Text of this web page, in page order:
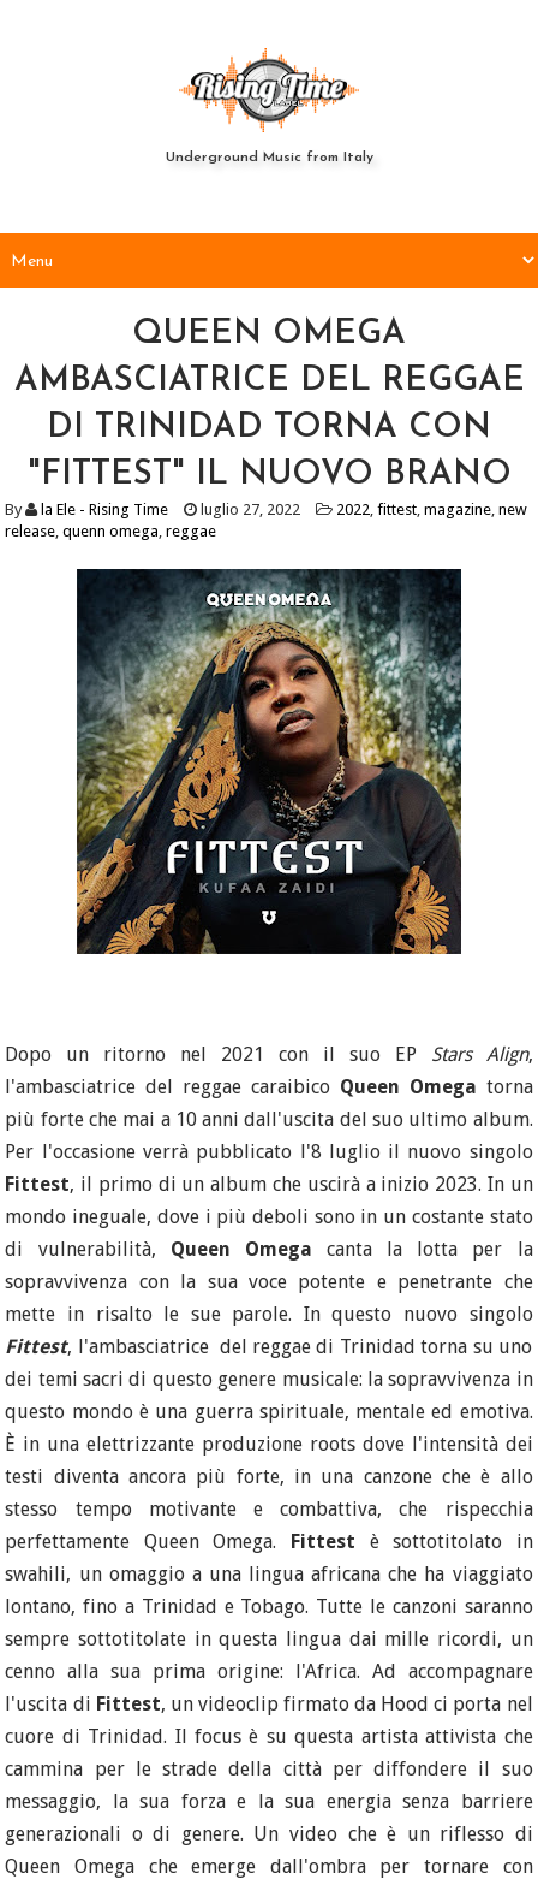
Underground Music from Italy
QUEEN OMEGA
AMBASCIATRICE DEL REGGAE
DI TRINIDAD TORNA CON
"FITTEST" IL NUOVO BRANO
By la Ele - Rising Time luglio 27, 2022 2022,fittest,magazine,new
release,quenn omega,reggae
Dopo un ritorno nel 2021 con il suo EP Stars Align,
l'ambasciatrice del reggae caraibico Queen Omega torna
più forte che mai a 10 anni dall'uscita del suo ultimo album.
Per l'occasione verrà pubblicato l'8 luglio il nuovo singolo
Fittest, il primo di un album che uscirà a inizio 2023. In un
mondo ineguale, dove i più deboli sono in un costante stato
di vulnerabilità, Queen Omega canta la lotta per la
sopravvivenza con la sua voce potente e penetrante che
mette in risalto le sue parole. In questo nuovo singolo
Fittest, l'ambasciatrice del reggae di Trinidad torna su uno
dei temi sacri di questo genere musicale: la sopravvivenza in
questo mondo è una guerra spirituale, mentale ed emotiva.
È in una elettrizzante produzione roots dove l'intensità dei
testi diventa ancora più forte, in una canzone che è allo
stesso tempo motivante e combattiva, che rispecchia
perfettamente Queen Omega. Fittest è sottotitolato in
swahili, un omaggio a una lingua africana che ha viaggiato
lontano, fino a Trinidad e Tobago. Tutte le canzoni saranno
sempre sottotitolate in questa lingua dai mille ricordi, un
cenno alla sua prima origine: l'Africa. Ad accompagnare
l'uscita di Fittest, un videoclip firmato da Hood ci porta nel
cuore di Trinidad. Il focus è su questa artista attivista che
cammina per le strade della città per diffondere il suo
messaggio, la sua forza e la sua energia senza barriere
generazionali o di genere. Un video che è un riflesso di
Queen Omega che emerge dall'ombra per tornare con